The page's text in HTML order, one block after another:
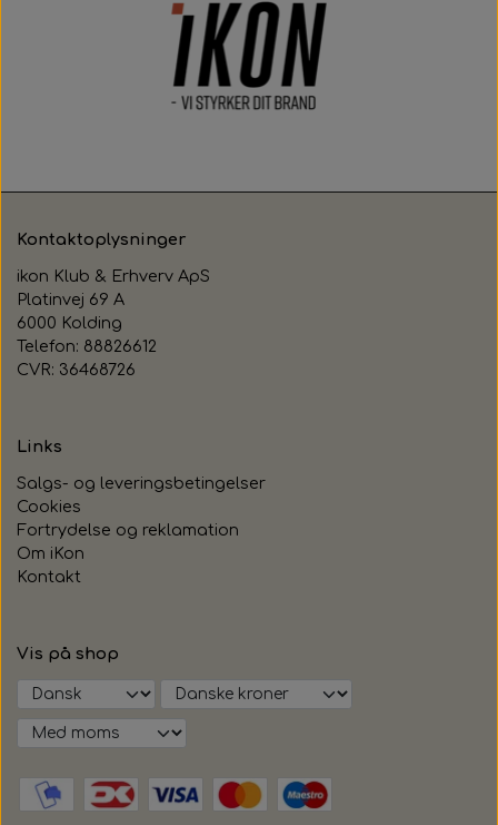
Kontaktoplysninger
ikon Klub & Erhverv ApS
Platinvej 69 A
6000 Kolding
Telefon: 88826612
CVR: 36468726
Links
Salgs- og leveringsbetingelser
Cookies
Fortrydelse og reklamation
Om iKon
Kontakt
Vis på shop